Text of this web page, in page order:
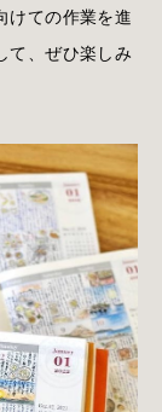
けての作業を進
て、ぜひ楽しみ